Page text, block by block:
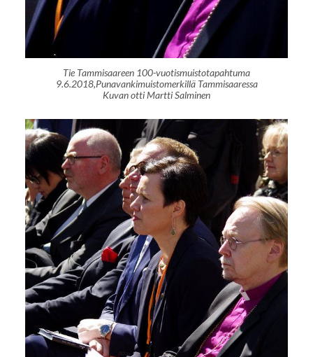
Tie Tammisaareen 100-vuotismuistotapahtuma
9.6.2018,Punavankimuistomerkillä Tammisaaressa
Kuvan otti Martti Salminen